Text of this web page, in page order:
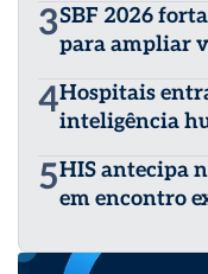
3SBF 2026
para ampliar
4Hospitais
inteligência
5HIS antecipa
em encontro